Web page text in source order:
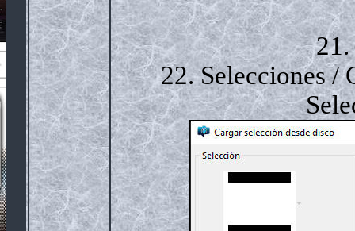
22. Selecciones /